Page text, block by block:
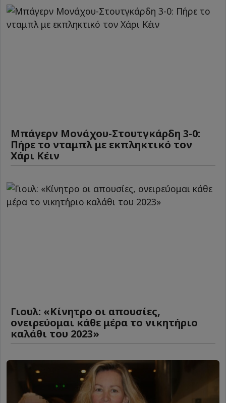
Μπάγερν Μονάχου-Στουτγκάρδη 3-0:
Πήρε το νταμπλ με εκπληκτικό τον
Χάρι Κέιν
Γιουλ: «Κίνητρο οι απουσίες,
ονειρεύομαι κάθε μέρα το νικητήριο
καλάθι του 2023»